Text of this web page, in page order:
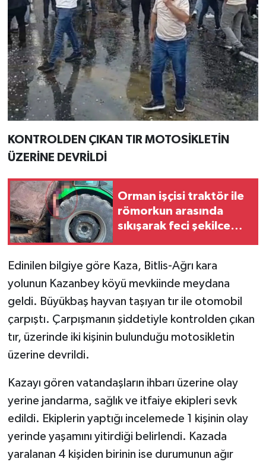
KONTROLDEN ÇIKAN TIR MOTOSİKLETİN
ÜZERİNE DEVRİLDİ
Orman işçisi traktör ile
römorkun arasında
sıkışarak feci şekilce
Edinilen bilgiye göre Kaza, Bitlis-Ağrı kara
yolunun Kazanbey köyü mevkiinde meydana
geldi. Büyükbaş hayvan taşıyan tır ile otomobil
çarpıştı. Çarpışmanın şiddetiyle kontrolden çıkan
tır, üzerinde iki kişinin bulunduğu motosikletin
üzerine devrildi.
Kazayı gören vatandaşların ihbarı üzerine olay
yerine jandarma, sağlık ve itfaiye ekipleri sevk
edildi. Ekiplerin yaptığı incelemede 1 kişinin olay
yerinde yaşamını yitirdiği belirlendi. Kazada
yaralanan 4 kişiden birinin ise durumunun ağır